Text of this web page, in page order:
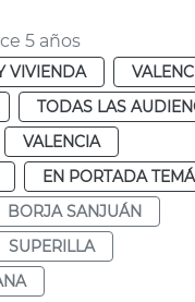
5 años
VIVIENDA
TODAS LAS
VALENCIA
EN PORTADA
BORJA SANJUÁN
SUPERILLA